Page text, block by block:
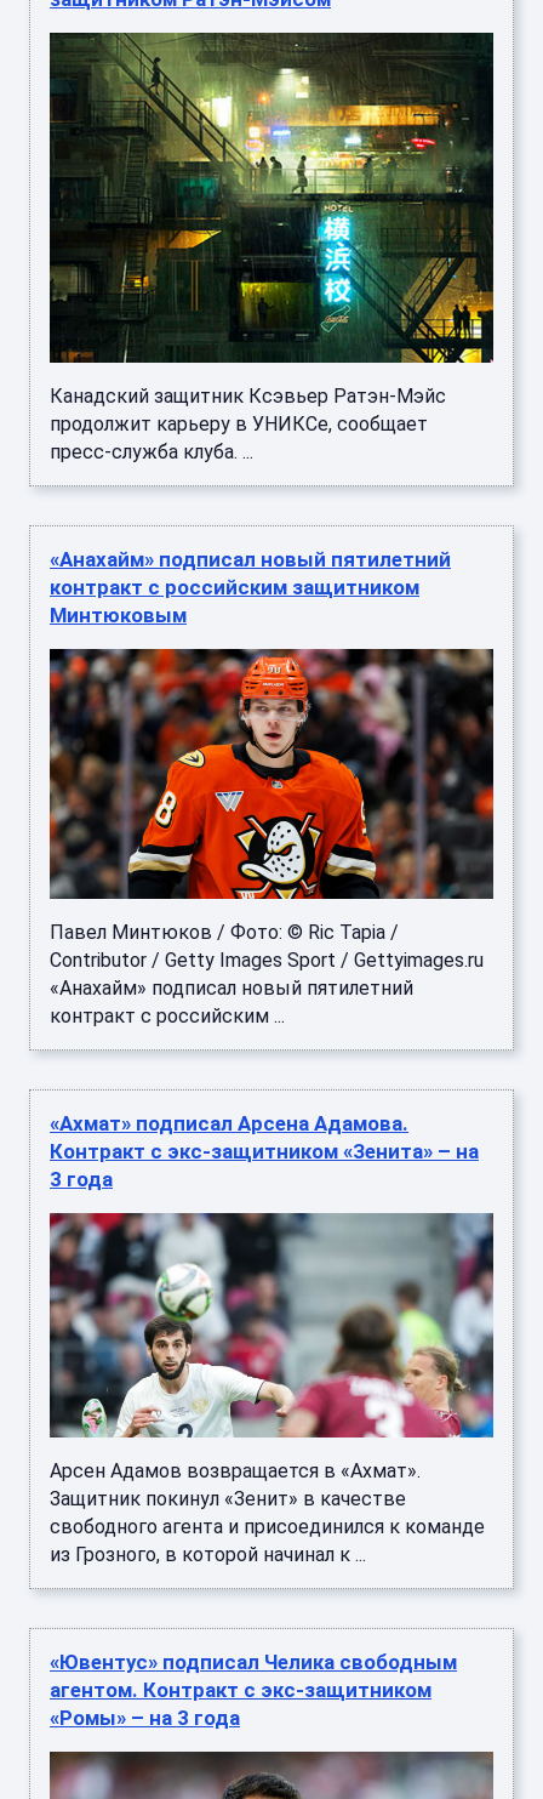
Канадский защитник Ксэвьер Ратэн-Мэйс
продолжит карьеру в УНИКСе, сообщает
пресс-служба клуба. ...
«Анахайм» подписал новый пятилетний
контракт с российским защитником
Минтюковым
Павел Минтюков / Фото: © Ric Tapia /
Contributor / Getty Images Sport / Gettyimages.ru
«Анахайм» подписал новый пятилетний
контракт с российским ...
«Ахмат» подписал Арсена Адамова.
Контракт с экс-защитником «Зенита» – на
3 года
Арсен Адамов возвращается в «Ахмат».
Защитник покинул «Зенит» в качестве
свободного агента и присоединился к команде
из Грозного, в которой начинал к ...
«Ювентус» подписал Челика свободным
агентом. Контракт с экс-защитником
«Ромы» – на 3 года